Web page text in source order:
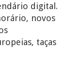
digital.
novos
taças